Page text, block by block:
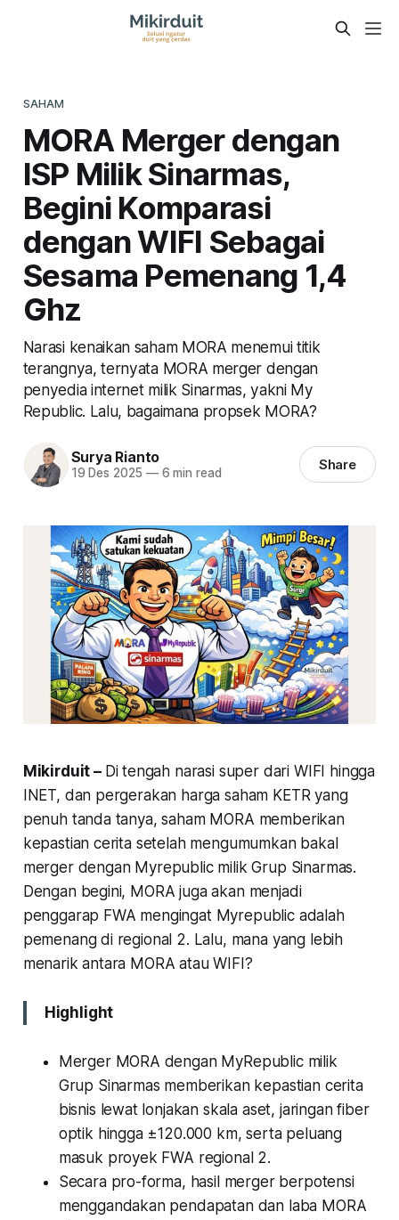
SAHAM
MORA Merger dengan
ISP Milik Sinarmas,
Begini Komparasi
dengan WIFI Sebagai
Sesama Pemenang 1,4
Ghz
Narasi kenaikan saham MORA menemui titik
terangnya, ternyata MORA merger dengan
penyedia internet milik Sinarmas, yakni My
Republic. Lalu, bagaimana propsek MORA?
Surya Rianto
19 Des 2025 —6 min read Share
Mikirduit – Di tengah narasi super dari WIFI hingga
INET, dan pergerakan harga saham KETR yang
penuh tanda tanya, saham MORA memberikan
kepastian cerita setelah mengumumkan bakal
merger dengan Myrepublic milik Grup Sinarmas.
Dengan begini, MORA juga akan menjadi
penggarap FWA mengingat Myrepublic adalah
pemenang di regional 2. Lalu, mana yang lebih
menarik antara MORA atau WIFI?
Highlight
Merger MORA dengan MyRepublic milik
Grup Sinarmas memberikan kepastian cerita
bisnis lewat lonjakan skala aset, jaringan fiber
optik hingga ±120.000 km, serta peluang
masuk proyek FWA regional 2.
Secara pro-forma, hasil merger berpotensi
menggandakan pendapatan dan laba MORA